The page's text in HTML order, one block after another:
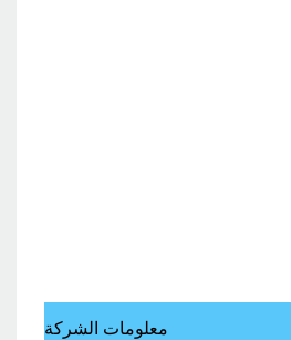
معلومات الشركة